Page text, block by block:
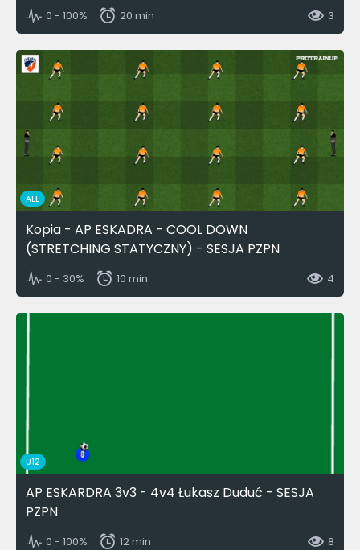
0 - 100% 20 min 3
ALL
Kopia - AP ESKADRA - COOL DOWN
(STRETCHING STATYCZNY) - SESJA PZPN
0 - 30% 10 min 4
U12
AP ESKARDRA 3v3 - 4v4 Łukasz Duduć - SESJA
PZPN
0 - 100% 12 min 8